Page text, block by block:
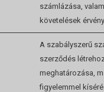
számlázása,
követelések
A szabályszerű
szerződés
meghatározása,
figyelemmel